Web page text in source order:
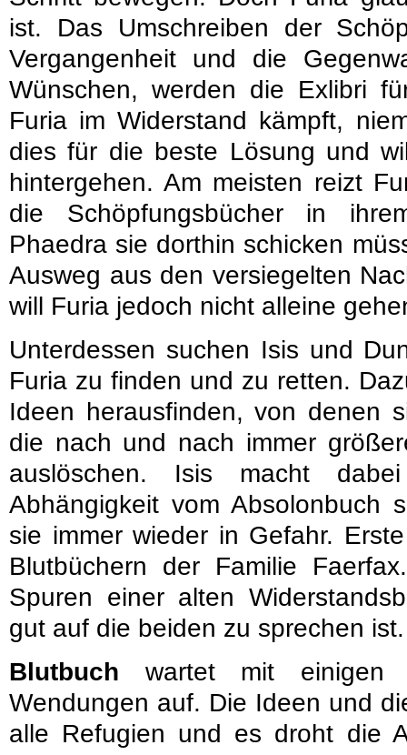
ist. Das Umschreiben der
Vergangenheit und die
Wünschen, werden die Exlibri
Furia im Widerstand kämpft,
dies für die beste Lösung und
hintergehen. Am meisten reizt
die Schöpfungsbücher in
Phaedra sie dorthin schicken
Ausweg aus den versiegelten
will Furia jedoch nicht alleine
Unterdessen suchen Isis und
Furia zu finden und zu retten.
Ideen herausfinden, von denen
die nach und nach immer
auslöschen. Isis macht
Abhängigkeit vom Absolonbuch
sie immer wieder in Gefahr.
Blutbüchern der Familie
Spuren einer alten
gut auf die beiden zu sprechen ist.
Blutbuch wartet mit einigen
Wendungen auf. Die Ideen und
alle Refugien und es droht die